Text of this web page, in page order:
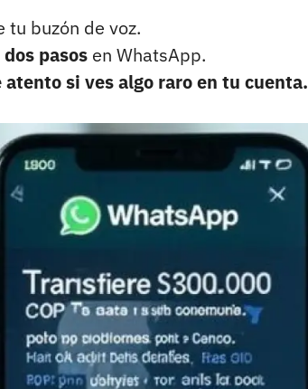
tu buzón de voz.
pasos en WhatsApp.
atento si ves algo raro en tu cuenta.